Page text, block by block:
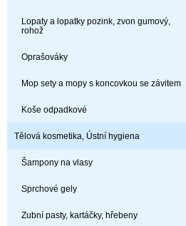
Lopaty a lopatky pozink, zvon gumový,
rohož
Oprašováky
Mop sety a mopy s koncovkou se závitem
Koše odpadkové
Tělová kosmetika, Ústní hygiena
Šampony na vlasy
Sprchové gely
Zubní pasty, kartáčky, hřebeny